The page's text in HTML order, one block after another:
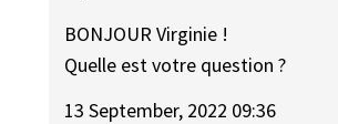
BONJOUR Virginie !
Quelle est votre question ?
13 September, 2022 09:36